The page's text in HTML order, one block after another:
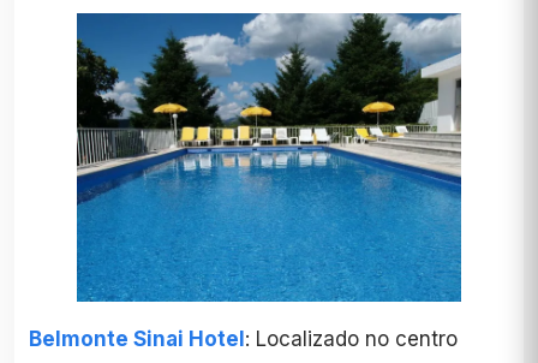
Belmonte Sinai Hotel: Localizado no centro